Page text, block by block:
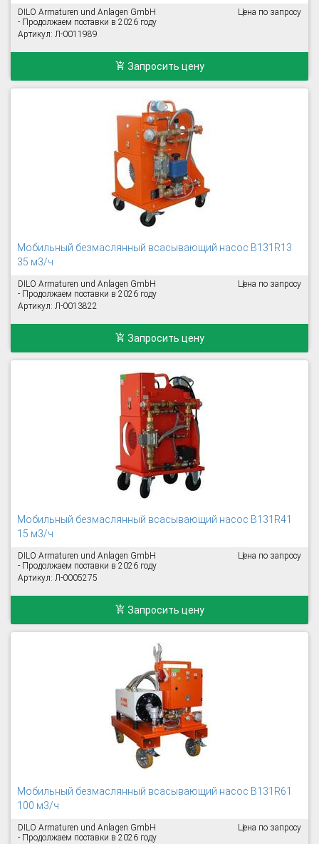
DILO Armaturen und Anlagen GmbH
- Продолжаем поставки в 2026 году
Артикул: Л-0011989
Цена по запросу
Запросить цену
Mобильный безмаслянный всасывающий насос B131R13
35 м3/ч
DILO Armaturen und Anlagen GmbH
- Продолжаем поставки в 2026 году
Артикул: Л-0013822
Цена по запросу
Запросить цену
Mобильный безмаслянный всасывающий насос B131R41
15 м3/ч
DILO Armaturen und Anlagen GmbH
- Продолжаем поставки в 2026 году
Артикул: Л-0005275
Цена по запросу
Запросить цену
Mобильный безмаслянный всасывающий насос B131R61
100 м3/ч
DILO Armaturen und Anlagen GmbH
- Продолжаем поставки в 2026 году
Цена по запросу